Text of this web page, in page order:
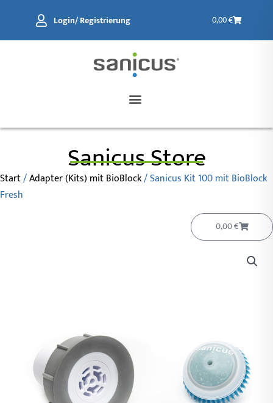
springen
Login/ Registrierung 0,00€Warenkorb
Sanicus Store
Start/Adapter (Kits) mit BioBlock/ Sanicus Kit 100 mit BioBlock
Fresh
0,00€